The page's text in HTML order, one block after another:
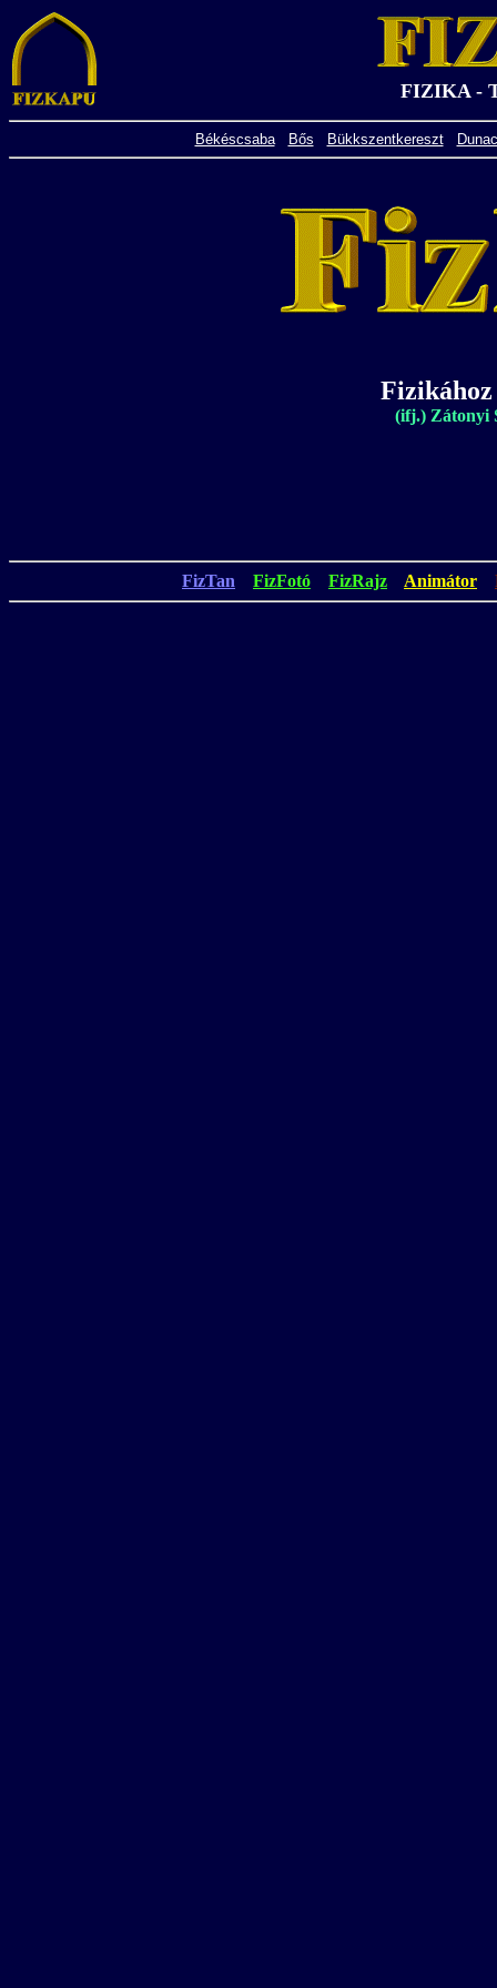
FIZIKA -
Békéscsaba Bős Bükkszentkereszt
Fizikához
(ifj.) Zátonyi
FizTan FizFotó FizRajz Animátor